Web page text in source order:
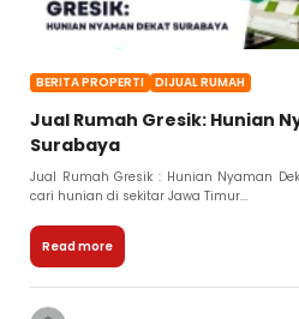
BERITA PROPERTI DIJUAL RUMAH
Jual Rumah Gresik: Hunian
Surabaya
Jual Rumah Gresik : Hunian Nyaman
cari hunian di sekitar Jawa Timur...
Read more